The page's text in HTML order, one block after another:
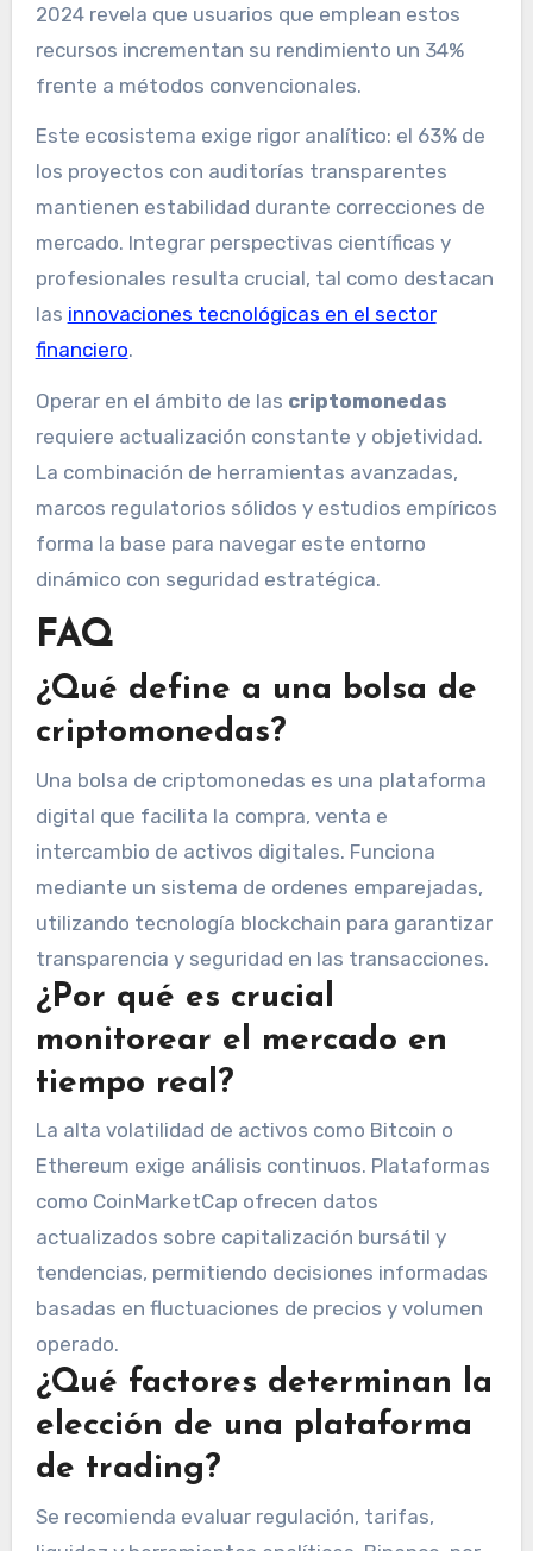
2024 revela que usuarios que emplean estos
recursos incrementan su rendimiento un 34%
frente a métodos convencionales.
Este ecosistema exige rigor analítico: el 63% de
los proyectos con auditorías transparentes
mantienen estabilidad durante correcciones de
mercado. Integrar perspectivas científicas y
profesionales resulta crucial, tal como destacan
las innovaciones tecnológicas en el sector
financiero.
Operar en el ámbito de las criptomonedas
requiere actualización constante y objetividad.
La combinación de herramientas avanzadas,
marcos regulatorios sólidos y estudios empíricos
forma la base para navegar este entorno
dinámico con seguridad estratégica.
FAQ
¿Qué define a una bolsa de
criptomonedas?
Una bolsa de criptomonedas es una plataforma
digital que facilita la compra, venta e
intercambio de activos digitales. Funciona
mediante un sistema de ordenes emparejadas,
utilizando tecnología blockchain para garantizar
transparencia y seguridad en las transacciones.
¿Por qué es crucial
monitorear el mercado en
tiempo real?
La alta volatilidad de activos como Bitcoin o
Ethereum exige análisis continuos. Plataformas
como CoinMarketCap ofrecen datos
actualizados sobre capitalización bursátil y
tendencias, permitiendo decisiones informadas
basadas en fluctuaciones de precios y volumen
operado.
¿Qué factores determinan la
elección de una plataforma
de trading?
Se recomienda evaluar regulación, tarifas,